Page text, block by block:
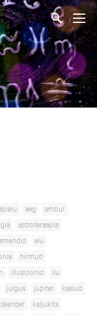
aeg
ambur
astroteraapia
elu
hirmud
illusioonid
ilu
julgus jupiter
kaalud
kaljukits